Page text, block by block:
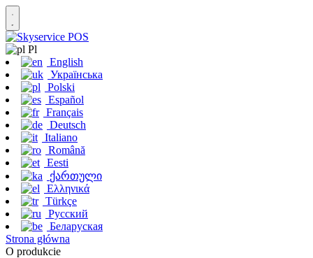
Pl
English
Українська
Polski
Español
Français
Deutsch
Italiano
Română
Eesti
ქართული
Ελληνικά
Türkçe
Русский
Беларуская
Strona główna
O produkcie